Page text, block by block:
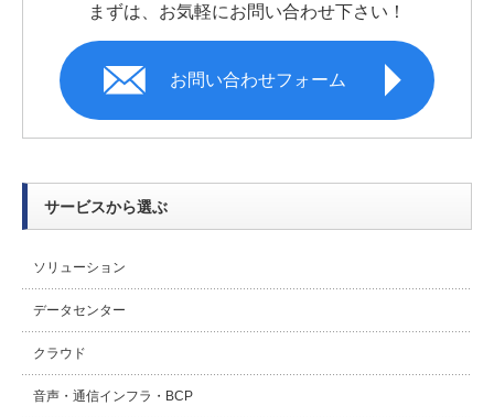
まずは、お気軽にお問い合わせ下さい！
お問い合わせフォーム
サービスから選ぶ
ソリューション
データセンター
クラウド
音声・通信インフラ・BCP